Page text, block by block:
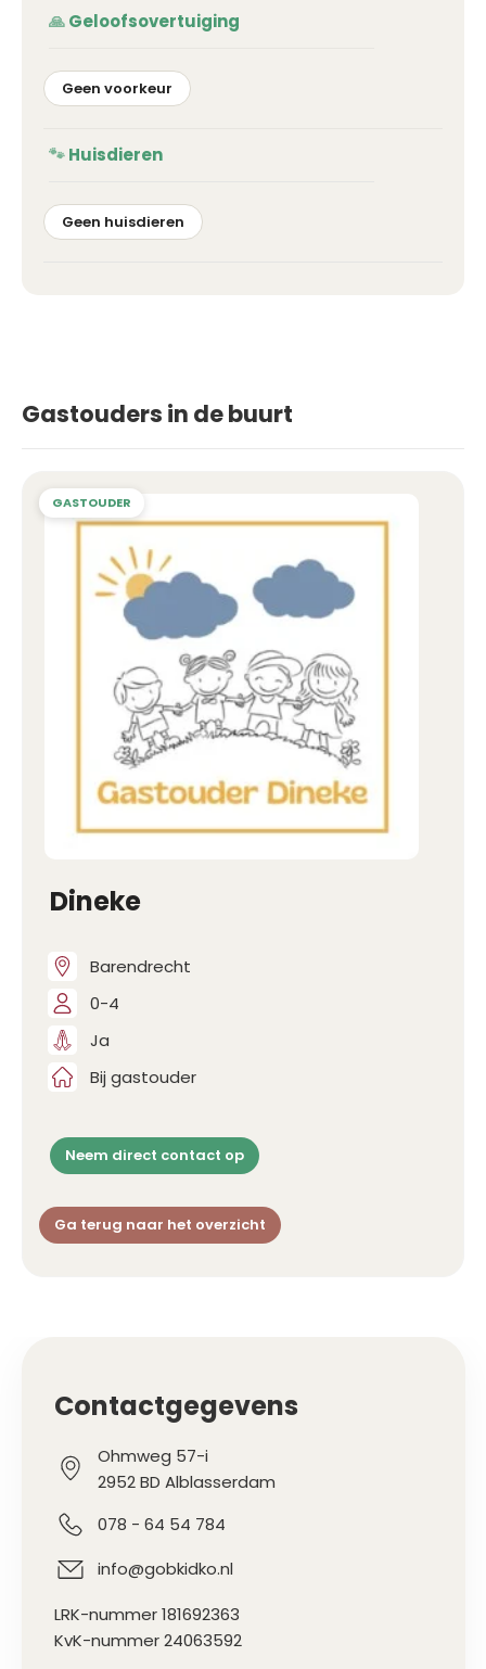
Geloofsovertuiging
Geen voorkeur
Huisdieren
Geen huisdieren
Gastouders in de buurt
Dineke
Barendrecht
0-4
Ja
Bij gastouder
Neem direct contact op
Ga terug naar het overzicht
Contactgegevens
Ohmweg 57-i
2952 BD Alblasserdam
078 - 64 54 784
info@gobkidko.nl
LRK-nummer 181692363
KvK-nummer 24063592